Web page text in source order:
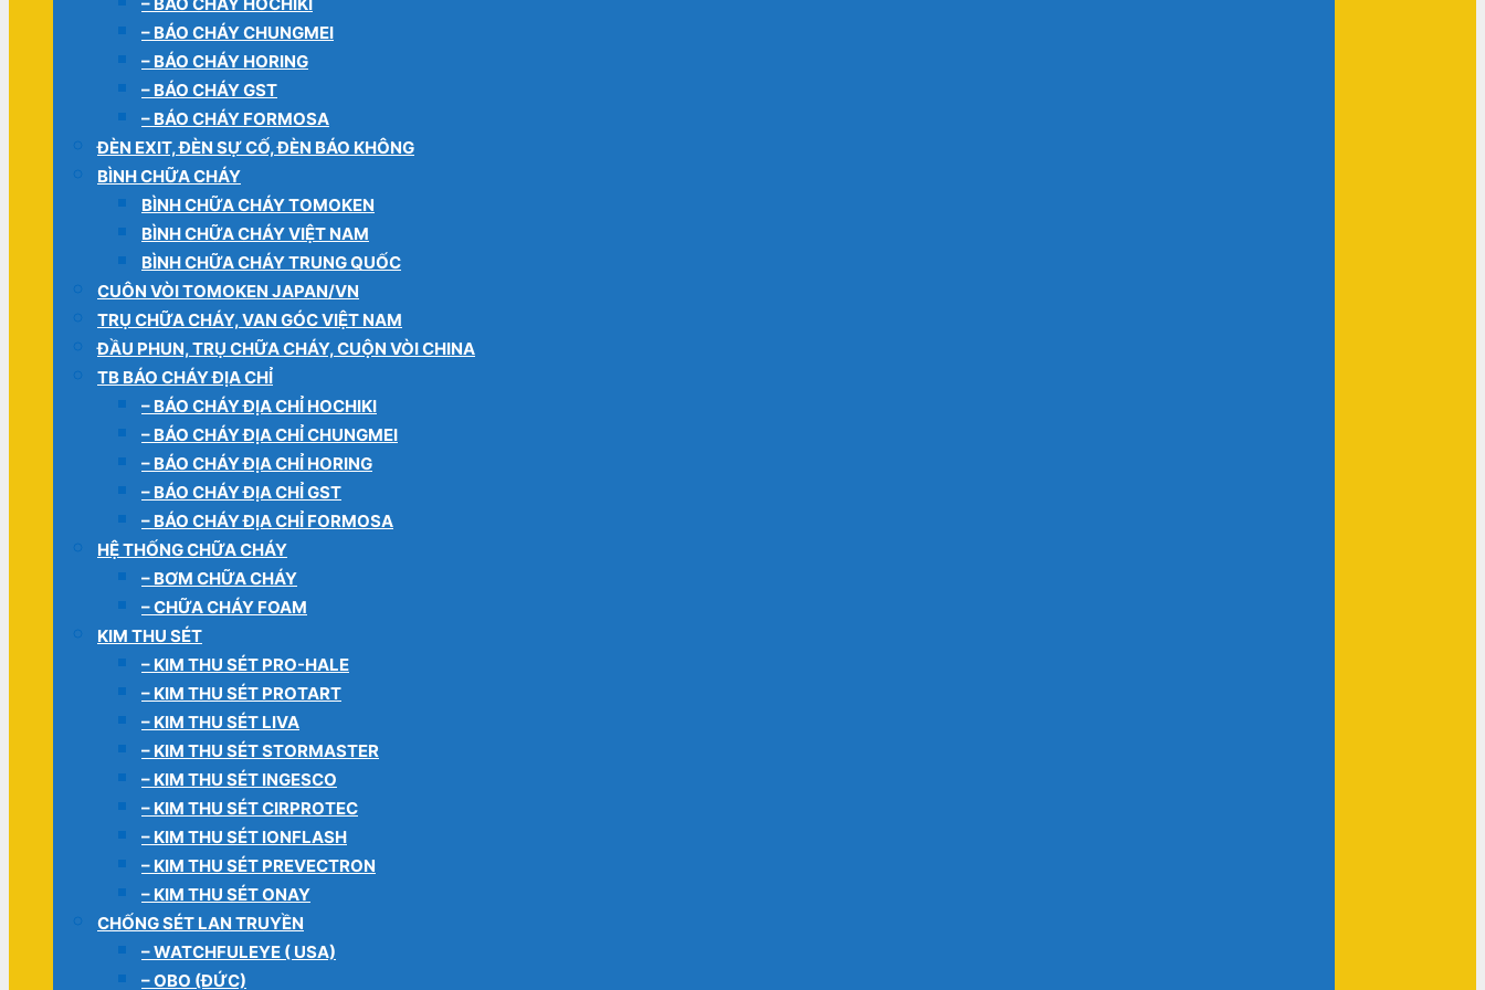
– BÁO CHÁY CHUNGMEI
– BÁO CHÁY HORING
– BÁO CHÁY GST
– BÁO CHÁY FORMOSA
ĐÈN EXIT, ĐÈN SỰ CỐ, ĐÈN BÁO KHÔNG
BÌNH CHỮA CHÁY
BÌNH CHỮA CHÁY TOMOKEN
BÌNH CHỮA CHÁY VIỆT NAM
BÌNH CHỮA CHÁY TRUNG QUỐC
CUÔN VÒI TOMOKEN JAPAN/VN
TRỤ CHỮA CHÁY, VAN GÓC VIỆT NAM
ĐẦU PHUN, TRỤ CHỮA CHÁY, CUỘN VÒI CHINA
TB BÁO CHÁY ĐỊA CHỈ
– BÁO CHÁY ĐỊA CHỈ HOCHIKI
– BÁO CHÁY ĐỊA CHỈ CHUNGMEI
– BÁO CHÁY ĐỊA CHỈ HORING
– BÁO CHÁY ĐỊA CHỈ GST
– BÁO CHÁY ĐỊA CHỈ FORMOSA
HỆ THỐNG CHỮA CHÁY
– BƠM CHỮA CHÁY
– CHỮA CHÁY FOAM
KIM THU SÉT
– KIM THU SÉT PRO-HALE
– KIM THU SÉT PROTART
– KIM THU SÉT LIVA
– KIM THU SÉT STORMASTER
– KIM THU SÉT INGESCO
– KIM THU SÉT CIRPROTEC
– KIM THU SÉT IONFLASH
– KIM THU SÉT PREVECTRON
– KIM THU SÉT ONAY
CHỐNG SÉT LAN TRUYỀN
– WATCHFULEYE ( USA)
– OBO (ĐỨC)